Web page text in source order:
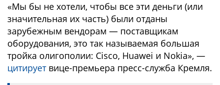
«Мы бы не хотели, чтобы все эти деньги (или
значительная их часть) были отданы
зарубежным вендорам — поставщикам
оборудования, это так называемая большая
тройка олигополии: Cisco, Huawei и Nokia», —
цитирует вице-премьера пресс-служба Кремля.